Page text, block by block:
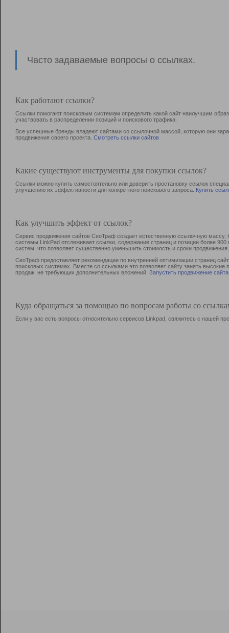
Часто задаваемые вопросы о ссылках.
Как работают ссылки?
Ссылки помогают поисковым системам определить какой сайт наилучшим
участвовать в раcпределении позиций и поискового трафика.
Все успешные бренды владеют сайтами со ссылочной массой, которую они
продвижения своего проекта. Смотреть ссылки сайтов
Какие существуют инструменты для покупки ссылок?
Ссылки можно купить самостоятельно или доверить простановку ссылок
улучшению их эффективности для конкретного поискового запроса. Купить
Как улучшить эффект от ссылок?
Сервис продвижения сайтов СеоТраф создает естественную ссылочную
системы LinkPad отслеживает ссылки, содержание страниц и позиции более
систем, что позволяет существенно уменьшить стоимость и сроки продвижения.
СеоТраф предоставляет рекомендации по внутренней оптимизации страниц
поисковых системах. Вместе со ссылками это позволяет сайту занять
продаж, не требующих дополнительных вложений. Запустить продвижение сайта
Куда обращаться за помощью по вопросам работы со
Если у вас есть вопросы относительно сервисов Linkpad, свяжитесь с нашей